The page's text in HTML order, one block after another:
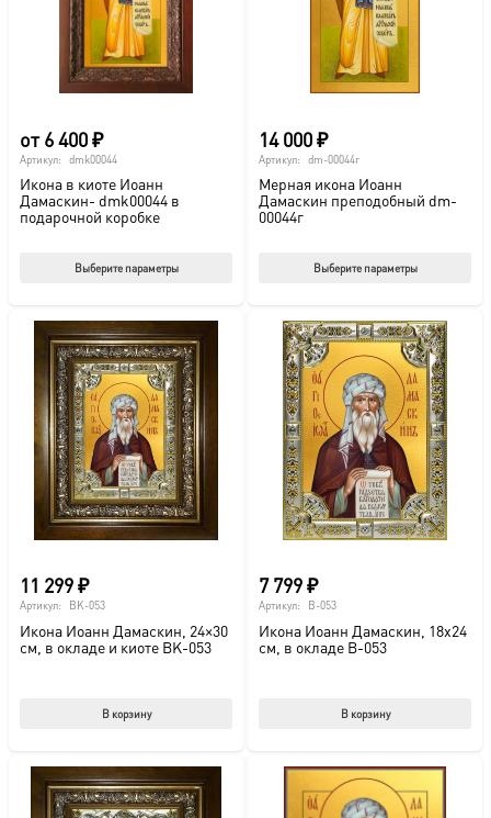
от6 400₽
Артикул: dmk00044
Икона в киоте Иоанн
Дамаскин- dmk00044 в
подарочной коробке
Выберите параметры
14 000₽
Артикул: dm-00044г
Мерная икона Иоанн
Дамаскин преподобный dm-
00044г
Выберите параметры
11 299₽
Артикул: BK-053
Икона Иоанн Дамаскин, 24×30
см, в окладе и киоте BK-053
В корзину
7 799₽
Артикул: B-053
Икона Иоанн Дамаскин, 18х24
см, в окладе B-053
В корзину